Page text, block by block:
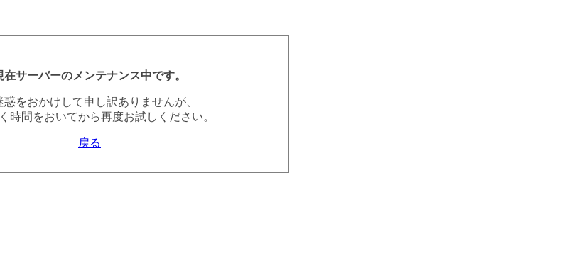
在サーバーのメンテナンス中です。
惑をおかけして申し訳ありませんが、
時間をおいてから再度お試しください。
戻る